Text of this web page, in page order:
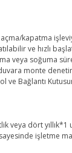
kapatma
ve hızlı
veya soğuma
duvara monte
ve Bağlantı
veya dört
işletme